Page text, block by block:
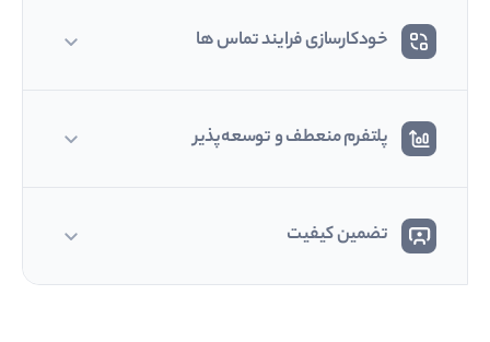
خودکارسازی فرایند تماس ها
پلتفرم منعطف و توسعه‌پذیر
تضمین کیفیت